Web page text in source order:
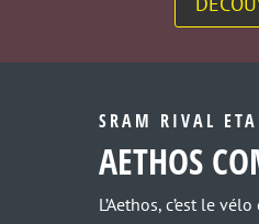
SRAM RIVAL
AETHOS
L’Aethos, c’est le